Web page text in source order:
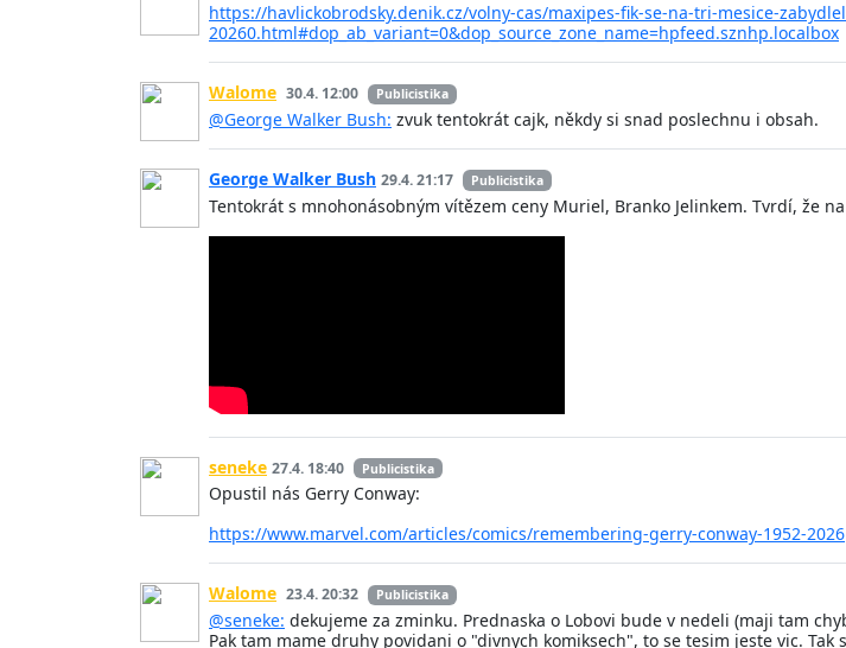
https://havlickobrodsky.denik.cz/volny-cas/maxipes-fik-se-na-tri-mesice-
20260.html#dop_ab_variant=0&dop_source_zone_name=hpfeed.sznhp.localbox
Walome 30.4. 12:00 Publicistika
@George Walker Bush: zvuk tentokrát cajk, někdy si snad poslechnu i obsah.
George Walker Bush 29.4. 21:17 Publicistika
Tentokrát s mnohonásobným vítězem ceny Muriel, Branko Jelinkem. Tvrdí, že
seneke 27.4. 18:40 Publicistika
Opustil nás Gerry Conway:
https://www.marvel.com/articles/comics/remembering-gerry-conway-1952-2026
Walome 23.4. 20:32 Publicistika
@seneke: dekujeme za zminku. Prednaska o Lobovi bude v nedeli (maji tam
Pak tam mame druhy povidani o "divnych komiksech", to se tesim jeste vic. Tak